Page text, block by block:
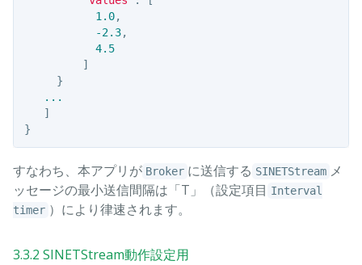
1.0,
-2.3,
4.5
]
}
...
]
}
すなわち、本アプリが Broker に送信する SINETStream メ
ッセージの最小送信間隔は「T」（設定項目 Interval
timer ）により律速されます。
3.3.2 SINETStream動作設定用